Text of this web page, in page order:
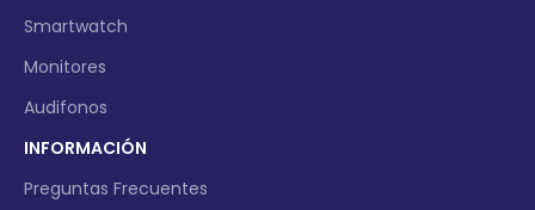
Smartwatch
Monitores
Audifonos
INFORMACIÓN
Preguntas Frecuentes